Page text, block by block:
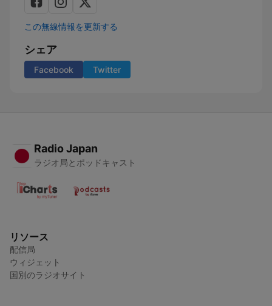
この無線情報を更新する
シェア
Facebook Twitter
Radio Japan
ラジオ局とポッドキャスト
リソース
配信局
ウィジェット
国別のラジオサイト